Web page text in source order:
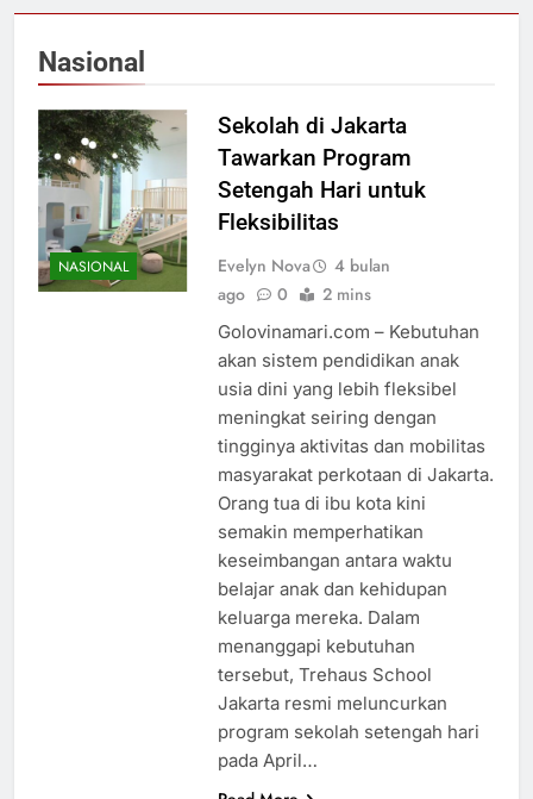
Nasional
NASIONAL
Sekolah di Jakarta
Tawarkan Program
Setengah Hari untuk
Fleksibilitas
Evelyn Nova
4 bulan
ago
0 2 mins
Golovinamari.com – Kebutuhan
akan sistem pendidikan anak
usia dini yang lebih fleksibel
meningkat seiring dengan
tingginya aktivitas dan mobilitas
masyarakat perkotaan di Jakarta.
Orang tua di ibu kota kini
semakin memperhatikan
keseimbangan antara waktu
belajar anak dan kehidupan
keluarga mereka. Dalam
menanggapi kebutuhan
tersebut, Trehaus School
Jakarta resmi meluncurkan
program sekolah setengah hari
pada April…